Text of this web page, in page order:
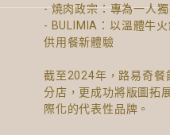
- 燒肉政宗：專為一人
- BULIMIA：以溫體牛
供用餐新體驗
截至2024年，路易奇餐
分店，更成功將版圖拓
際化的代表性品牌。